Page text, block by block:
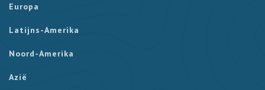
Europa
Latijns-Amerika
Noord-Amerika
Azië